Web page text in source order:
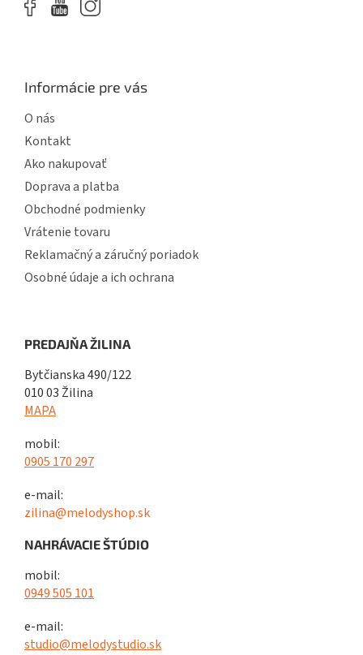
Informácie pre vás
O nás
Kontakt
Ako nakupovať
Doprava a platba
Obchodné podmienky
Vrátenie tovaru
Reklamačný a záručný poriadok
Osobné údaje a ich ochrana
PREDAJŇA ŽILINA
Bytčianska 490/122
010 03 Žilina
MAPA
mobil:
0905 170 297
e-mail:
zilina@melodyshop.sk
NAHRÁVACIE ŠTÚDIO
mobil:
0949 505 101
e-mail:
studio@melodystudio.sk